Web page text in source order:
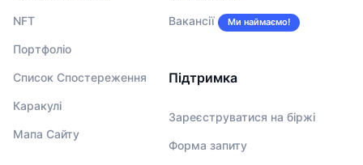
NFT
Портфоліо
Список Спостереження
Каракулі
Мапа Сайту
Вакансії Ми наймаємо!
Підтримка
Зареєструватися на біржі
Форма запиту